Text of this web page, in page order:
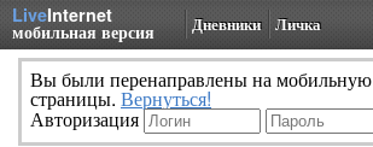
LiveInternet
мобильная версия Дневники Личка
Вы были перенаправлены на
страницы. Вернуться!
Авторизация